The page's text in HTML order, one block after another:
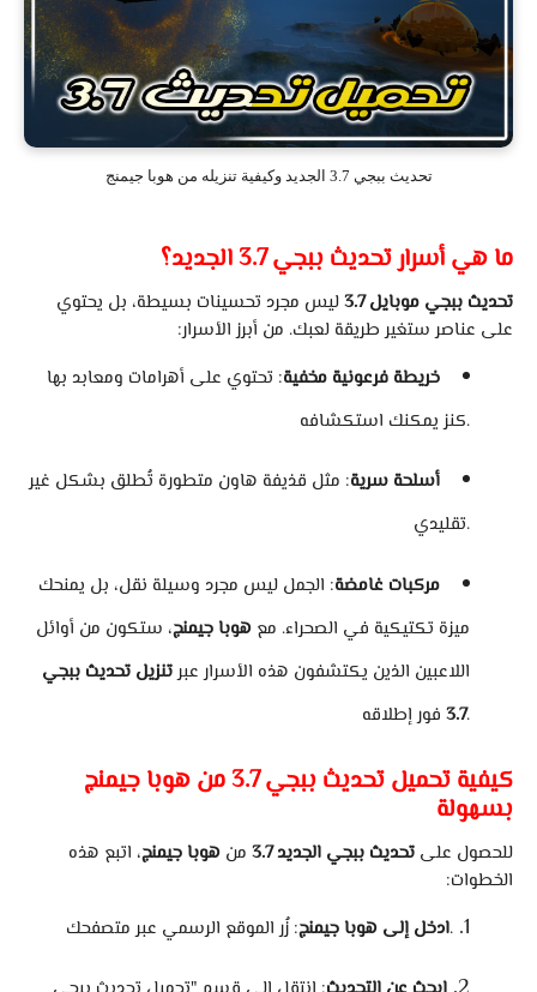
تحديث ببجي 3.7 الجديد وكيفية تنزيله من هوبا جيمنج
ما هي أسرار تحديث ببجي 3.7 الجديد؟
تحديث ببجي موبايل 3.7
ليس مجرد تحسينات بسيطة، بل يحتوي
على عناصر ستغير طريقة لعبك. من أبرز الأسرار:
خريطة فرعونية مخفية: تحتوي على أهرامات ومعابد بها
كنز يمكنك استكشافه.
أسلحة سرية: مثل قذيفة هاون متطورة تُطلق بشكل غير
تقليدي.
مركبات غامضة: الجمل ليس مجرد وسيلة نقل، بل يمنحك
ميزة تكتيكية في الصحراء. مع هوبا جيمنج، ستكون من أوائل
اللاعبين الذين يكتشفون هذه الأسرار عبرتنزيل تحديث ببجي
3.7فور إطلاقه.
كيفية تحميل تحديث ببجي 3.7 من هوبا جيمنج
بسهولة
للحصول على تحديث ببجي الجديد 3.7 من هوبا جيمنج، اتبع هذه
الخطوات:
ادخل إلى هوبا جيمنج: زُر الموقع الرسمي عبر متصفحك.